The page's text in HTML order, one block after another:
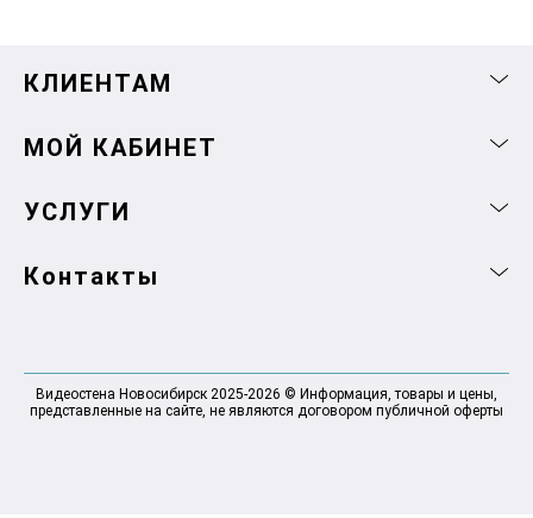
КЛИЕНТАМ
МОЙ КАБИНЕТ
УСЛУГИ
Контакты
Видеостена Новосибирск 2025-2026 © Информация, товары и цены,
представленные на сайте, не являются договором публичной оферты